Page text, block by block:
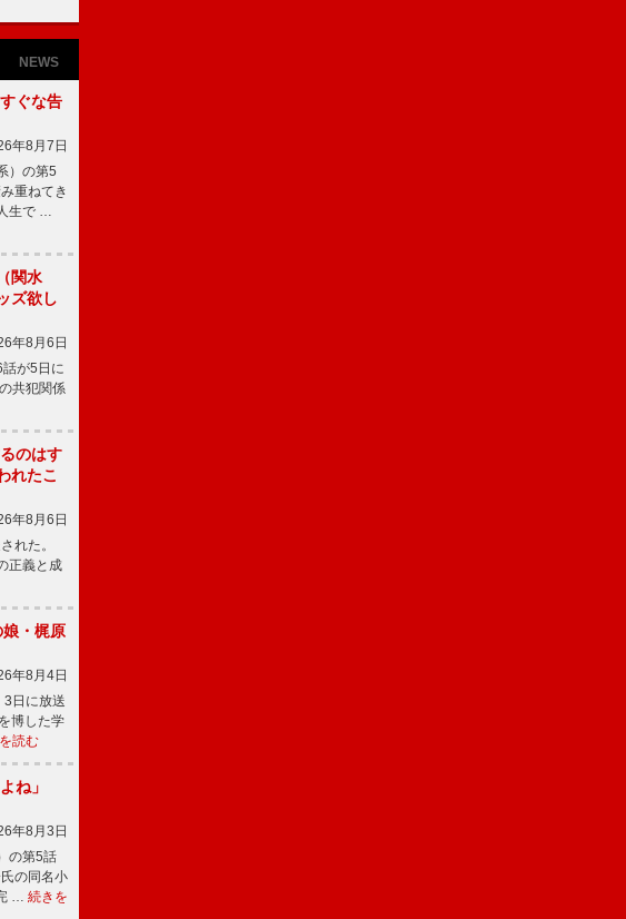
NEWS
ぐな告
年8月7日
）の第5
重ねてき
生で …
関水
ズ欲し
年8月6日
が5日に
共犯関係
のはす
れたこ
年8月6日
れた。
正義と成
・梶原
年8月4日
日に放送
博した学
読む
ね」
年8月3日
の第5話
の同名小
… 続きを